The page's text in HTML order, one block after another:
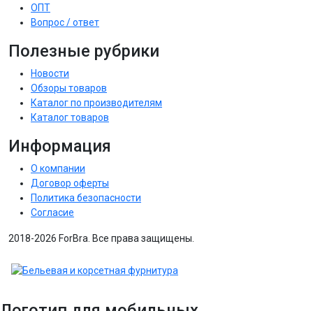
ОПТ
Вопрос / ответ
Полезные рубрики
Новости
Обзоры товаров
Каталог по производителям
Каталог товаров
Информация
О компании
Договор оферты
Политика безопасности
Согласие
2018-2026 ForBra. Все права защищены.